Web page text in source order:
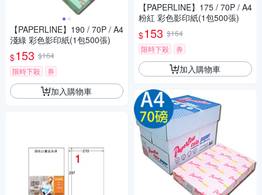
【PAPERLINE】190 / 70P / A4
淺綠 彩色影印紙(1包500張)
$153 $164
限時下殺
券
加入購物車
【PAPERLINE】175 / 70P / A4
粉紅 彩色影印紙(1包500張)
$153 $164
限時下殺
券
加入購物車